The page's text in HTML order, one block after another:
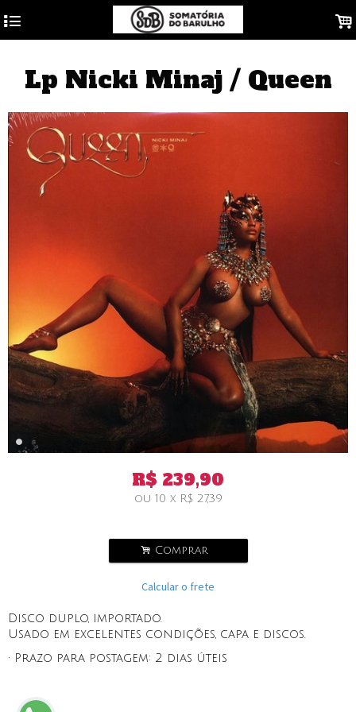
4 .
Lp Nicki Minaj / Queen
R$ 239,90
ou 10 x R$ 27,39
. Comprar
Calcular o frete
Disco duplo, importado.
Usado em excelentes condições, capa e discos.
• Prazo para postagem: 2 dias úteis